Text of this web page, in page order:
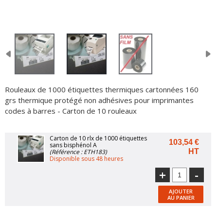
Rouleaux de 1000 étiquettes thermiques cartonnées 160
grs thermique protégé non adhésives pour imprimantes
codes à barres - Carton de 10 rouleaux
Carton de 10 rlx de 1000 étiquettes
sans bisphénol A
(Référence : ETH183)
Disponible sous 48 heures
103,54 €
HT
+ -
AJOUTER
AU PANIER